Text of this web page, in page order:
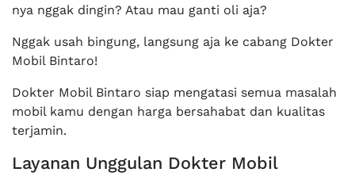
nya nggak dingin? Atau mau ganti oli aja?
Nggak usah bingung, langsung aja ke cabang Dokter
Mobil Bintaro!
Dokter Mobil Bintaro siap mengatasi semua masalah
mobil kamu dengan harga bersahabat dan kualitas
terjamin.
Layanan Unggulan Dokter Mobil